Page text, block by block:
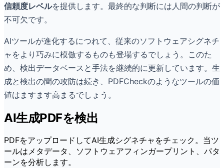
信頼度レベルを提供します。最終的な判断には人間の判断が
不可欠です。
AIツールが進化するにつれて、従来のソフトウェアシグネチ
ャをより巧みに模倣するものも登場するでしょう。このた
め、検出データベースと手法を継続的に更新しています。生
成と検出の間の攻防は続き、PDFCheckのようなツールの価
値はますます高まるでしょう。
AI生成PDFを検出
PDFをアップロードしてAI生成シグネチャをチェック。当ツ
ールはメタデータ、ソフトウェアフィンガープリント、パタ
ーンを分析します。